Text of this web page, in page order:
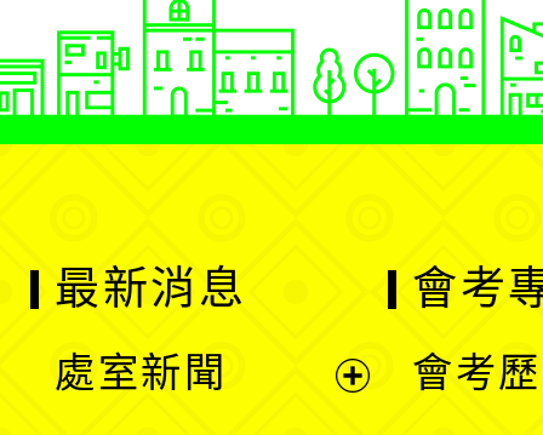
最新消息
處室新聞
會考
會考